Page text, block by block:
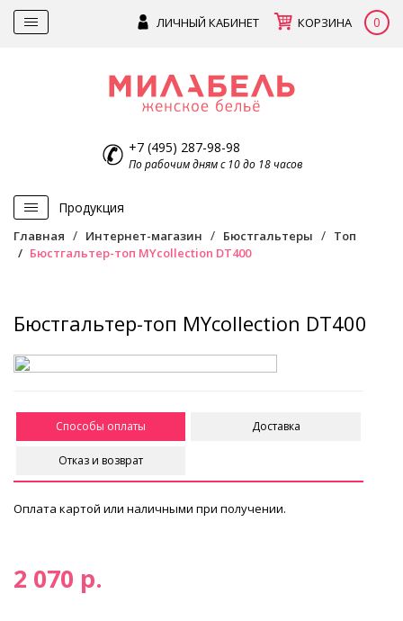
ЛИЧНЫЙ КАБИНЕТ КОРЗИНА 0
+7 (495) 287-98-98
По рабочим дням с 10 до 18 часов
Продукция
Главная Интернет-магазин Бюстгальтеры
Топ
Бюстгальтер-топ MYcollection DT400
Бюстгальтер-топ MYcollection DT400
Способы оплаты Доставка
Отказ и возврат
Оплата картой или наличными при получении.
2 070 р.